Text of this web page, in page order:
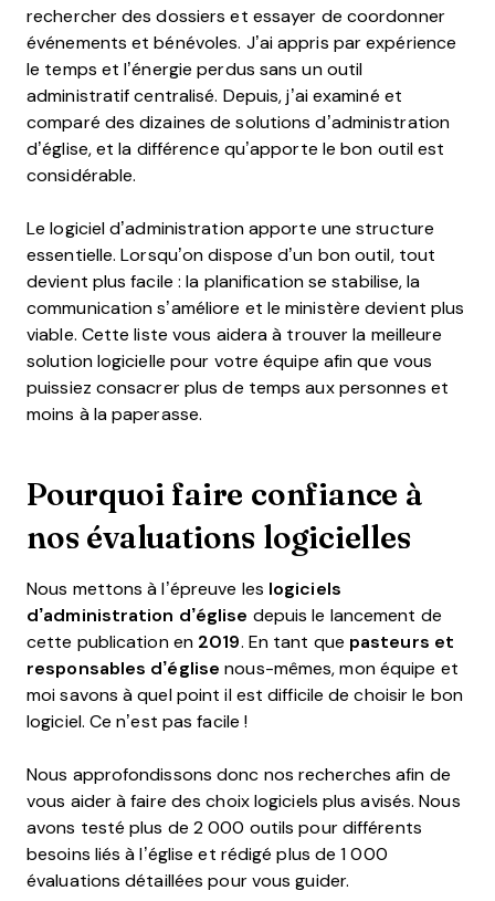
rechercher des dossiers et essayer de coordonner
événements et bénévoles. J’ai appris par expérience
le temps et l’énergie perdus sans un outil
administratif centralisé. Depuis, j’ai examiné et
comparé des dizaines de solutions d’administration
d’église, et la différence qu’apporte le bon outil est
considérable.
Le logiciel d’administration apporte une structure
essentielle. Lorsqu’on dispose d’un bon outil, tout
devient plus facile : la planification se stabilise, la
communication s’améliore et le ministère devient plus
viable. Cette liste vous aidera à trouver la meilleure
solution logicielle pour votre équipe afin que vous
puissiez consacrer plus de temps aux personnes et
moins à la paperasse.
Pourquoi faire confiance à
nos évaluations logicielles
Nous mettons à l’épreuve les logiciels
d’administration d’église depuis le lancement de
cette publication en 2019. En tant que pasteurs et
responsables d’église nous-mêmes, mon équipe et
moi savons à quel point il est difficile de choisir le bon
logiciel. Ce n’est pas facile !
Nous approfondissons donc nos recherches afin de
vous aider à faire des choix logiciels plus avisés. Nous
avons testé plus de 2 000 outils pour différents
besoins liés à l’église et rédigé plus de 1 000
évaluations détaillées pour vous guider.